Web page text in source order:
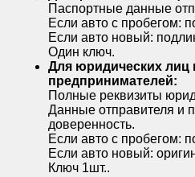
Паспортные данные
Если авто с пробегом:
Если авто новый:
Один ключ.
Для юридических
предпринимателей:
Полные реквизиты
Данные отправителя и
доверенность.
Если авто с пробегом:
Если авто новый:
Ключ 1шт..